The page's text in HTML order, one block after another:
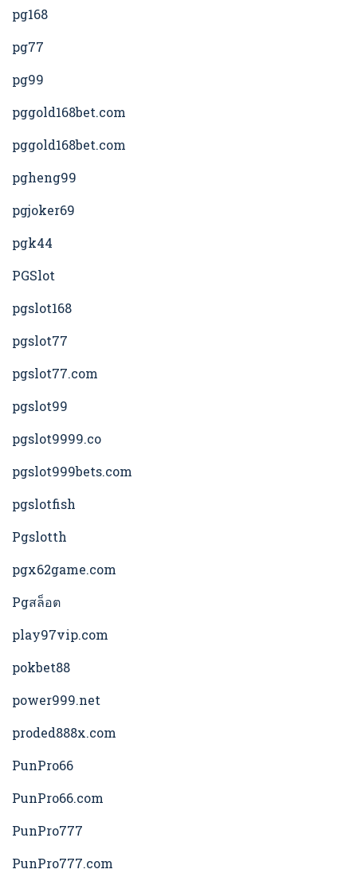
pg168
pg77
pg99
pggold168bet.com
pggold168bet.com
pgheng99
pgjoker69
pgk44
PGSlot
pgslot168
pgslot77
pgslot77.com
pgslot99
pgslot9999.co
pgslot999bets.com
pgslotfish
Pgslotth
pgx62game.com
Pgสล็อต
play97vip.com
pokbet88
power999.net
proded888x.com
PunPro66
PunPro66.com
PunPro777
PunPro777.com